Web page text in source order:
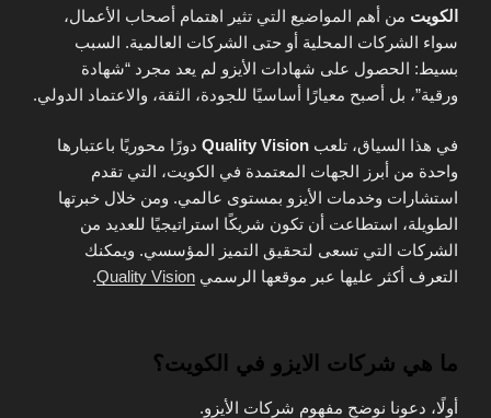
الكويت من أهم المواضيع التي تثير اهتمام أصحاب الأعمال،
سواء الشركات المحلية أو حتى الشركات العالمية. السبب
بسيط: الحصول على شهادات الأيزو لم يعد مجرد “شهادة
ورقية”، بل أصبح معيارًا أساسيًا للجودة، الثقة، والاعتماد الدولي.
في هذا السياق، تلعب Quality Vision دورًا محوريًا باعتبارها
واحدة من أبرز الجهات المعتمدة في الكويت، التي تقدم
استشارات وخدمات الأيزو بمستوى عالمي. ومن خلال خبرتها
الطويلة، استطاعت أن تكون شريكًا استراتيجيًا للعديد من
الشركات التي تسعى لتحقيق التميز المؤسسي. ويمكنك
التعرف أكثر عليها عبر موقعها الرسمي Quality Vision
.
ما هي شركات الايزو في الكويت؟
أولًا، دعونا نوضح مفهوم شركات الأيزو.